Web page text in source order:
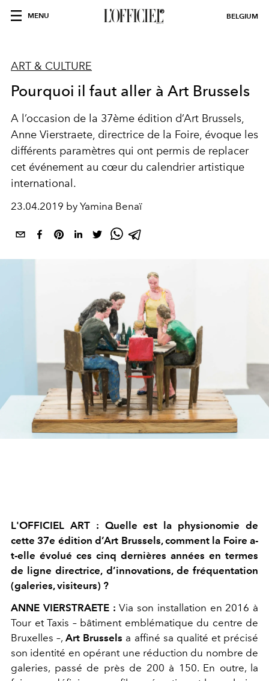
MENU BELGIUM
ART & CULTURE
Pourquoi il faut aller à Art Brussels
A l’occasion de la 37ème édition d’Art Brussels,
Anne Vierstraete, directrice de la Foire, évoque les
différents paramètres qui ont permis de replacer
cet événement au cœur du calendrier artistique
international.
23.04.2019 by Yamina Benaï
L'OFFICIEL ART : Quelle est la physionomie de
cette 37e édition d’Art Brussels, comment la Foire a-
t-elle évolué ces cinq dernières années en termes
de ligne directrice, d’innovations, de fréquentation
(galeries, visiteurs) ?
ANNE VIERSTRAETE :Via son installation en 2016 à
Tour et Taxis – bâtiment emblématique du centre de
Bruxelles –,Art Brussels a affiné sa qualité et précisé
son identité en opérant une réduction du nombre de
galeries, passé de près de 200 à 150. En outre, la